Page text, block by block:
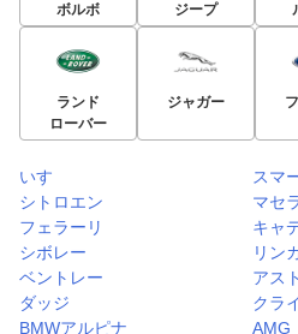
ボルボ ジープ
ランド
ローバー
ジャガー
いすゞ
スマ
シトロエン
マセ
フェラーリ
キャ
シボレー
リン
ベントレー
アス
ダッジ
クラ
BMWアルピナ
AMG